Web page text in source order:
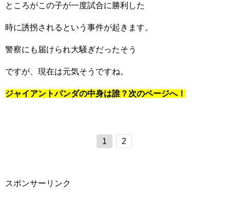
ところがこの子が一度試合に勝利した
時に誘拐されるという事件が起きます。
警察にも届けられ大騒ぎだったそう
ですが、現在は元気そうですね。
ジャイアントパンダの中身は誰？次のページへ！
1 2
スポンサーリンク